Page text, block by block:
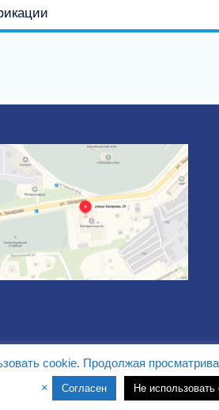
Сайт разработан Web
Тема University
cookie. Продолжая
×
Согласен Не использовать